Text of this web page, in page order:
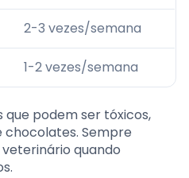
2-3 vezes/semana
1-2 vezes/semana
podem ser tóxicos,
Sempre
quando